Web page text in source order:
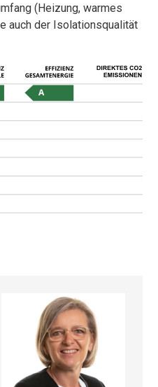
(Heizung, warmes
auch der Isolationsqualität